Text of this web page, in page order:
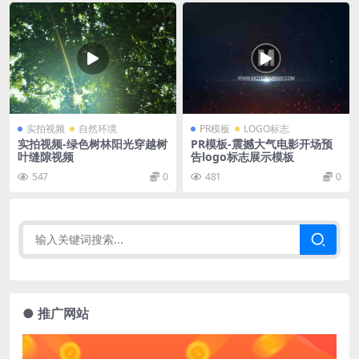
实拍视频 自然环境
实拍视频-绿色树林阳光穿越树
叶缝隙视频
547 0
PR模板 LOGO标志
PR模板-震撼大气电影开场预
告logo标志展示模板
481 0
● 推广网站